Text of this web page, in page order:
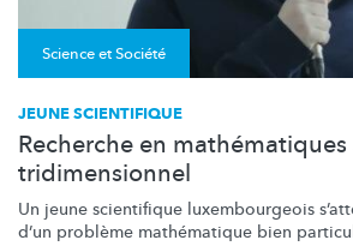
Science et Société
JEUNE SCIENTIFIQUE
Recherche en
tridimensionnel
Un jeune scientifique luxembourgeois
d’un problème mathématique bien